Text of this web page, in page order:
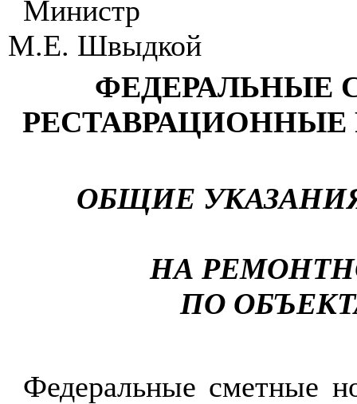
Министр
М.Е. Швыдкой
ФЕДЕРАЛЬНЫЕ
РЕСТАВРАЦИОННЫЕ
ОБЩИЕ
НА
ПО
Федеральные сметные